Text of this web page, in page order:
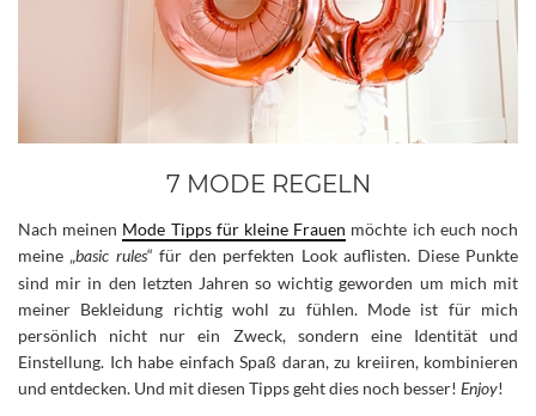
7 MODE REGELN
Nach meinen Mode Tipps für kleine Frauen möchte ich euch noch
meine „basic rules“ für den perfekten Look auflisten. Diese Punkte
sind mir in den letzten Jahren so wichtig geworden um mich mit
meiner Bekleidung richtig wohl zu fühlen. Mode ist für mich
persönlich nicht nur ein Zweck, sondern eine Identität und
Einstellung. Ich habe einfach Spaß daran, zu kreiiren, kombinieren
und entdecken. Und mit diesen Tipps geht dies noch besser! Enjoy!